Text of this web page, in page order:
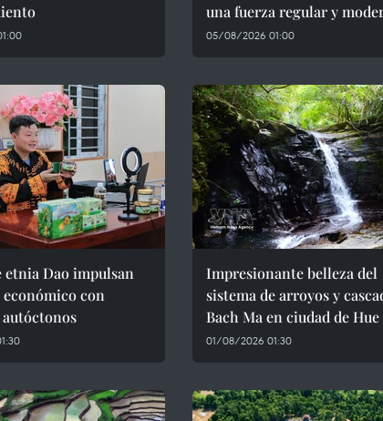
una fuerza regular y
05/08/2026 01:00
etnia Dao impulsan
con
Impresionante belleza del
sistema de arroyos y
Bach Ma en ciudad de Hue
01/08/2026 01:30